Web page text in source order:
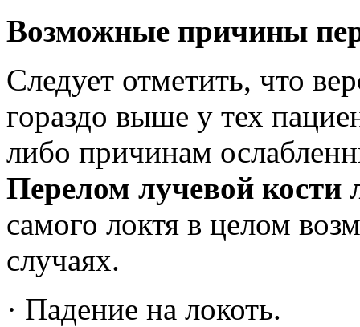
Возможные причины
Следует отметить, что
гораздо выше у тех
либо причинам
Перелом лучевой кости
самого локтя в целом
случаях.
· Падение на локоть.